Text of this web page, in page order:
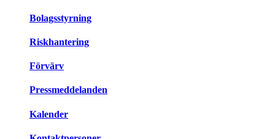
Bolagsstyrning
Riskhantering
Förvärv
Pressmeddelanden
Kalender